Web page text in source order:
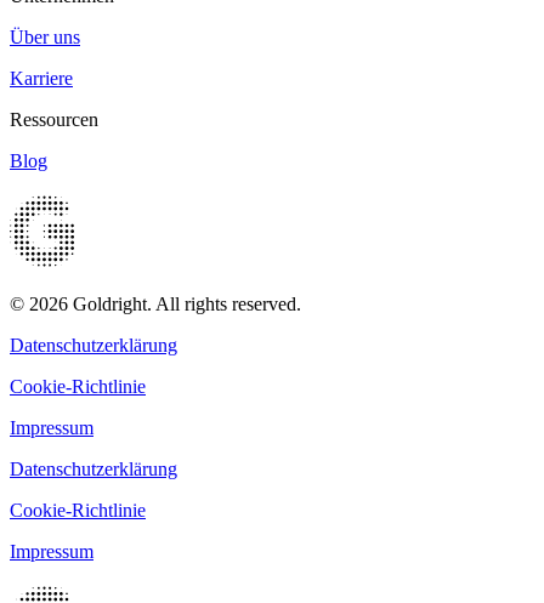
Über uns
Karriere
Ressourcen
Blog
© 2026 Goldright. All rights reserved.
Datenschutzerklärung
Cookie-Richtlinie
Impressum
Datenschutzerklärung
Cookie-Richtlinie
Impressum